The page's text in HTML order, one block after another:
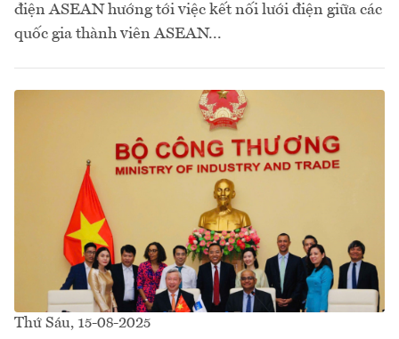
điện ASEAN hướng tới việc kết nối lưới điện giữa các
quốc gia thành viên ASEAN...
Thứ Sáu, 15-08-2025